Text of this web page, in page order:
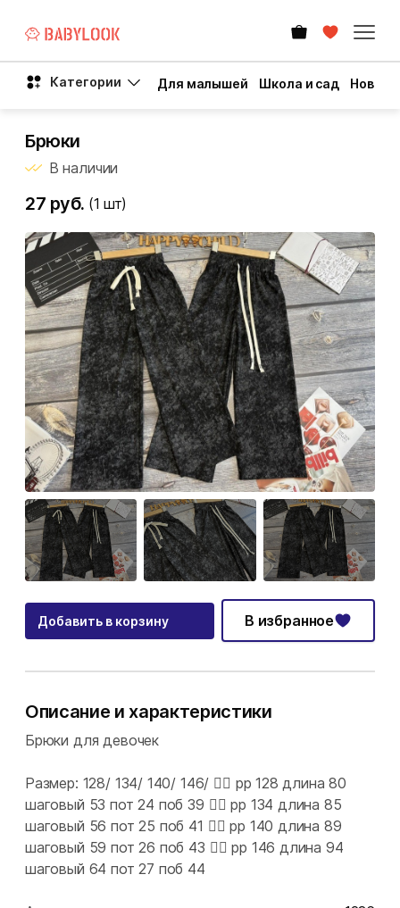
Категории Для малышей Школа и сад Новый
Брюки
В наличии
27 руб. (1 шт)
Добавить в корзину В избранное
Описание и характеристики
Брюки для девочек
Размер: 128/ 134/ 140/ 146/ 👉🏻 рр 128 длина 80
шаговый 53 пот 24 поб 39 👉🏻 рр 134 длина 85
шаговый 56 пот 25 поб 41 👉🏻 рр 140 длина 89
шаговый 59 пот 26 поб 43 👉🏻 рр 146 длина 94
шаговый 64 пот 27 поб 44